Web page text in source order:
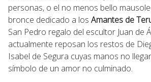
personas, o el no menos bello
bronce dedicado a los Amantes de
San Pedro regalo del escultor Juan de
actualmente reposan los restos de
Isabel de Segura cuyas manos no
símbolo de un amor no culminado.